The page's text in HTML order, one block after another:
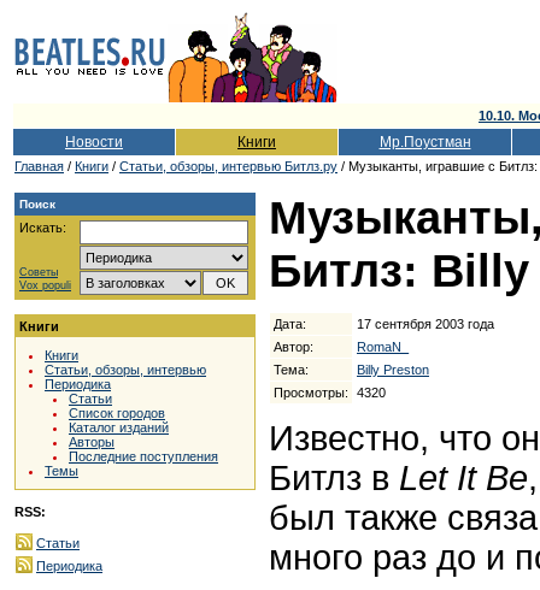
10.10.
Новости Книги Мр.Поустман
Главная / Книги / Cтатьи, обзоры, интервью Битлз.ру / Музыканты, игравшие с Битлз:
Поиск
Искать:
Советы
Vox populi
Книги
Книги
Статьи, обзоры, интервью
Периодика
Статьи
Список городов
Каталог изданий
Авторы
Последние поступления
Темы
RSS:
Статьи
Периодика
Битлз:
Дата:
17 сентября 2003 года
Автор:
RomaN_
Тема:
Billy Preston
Просмотры:
4320
Известно, что
Битлз в Let It Be
был также
много раз до и